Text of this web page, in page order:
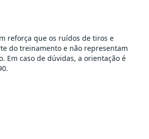
reforça que os ruídos de tiros e
do treinamento e não representam
Em caso de dúvidas, a orientação é